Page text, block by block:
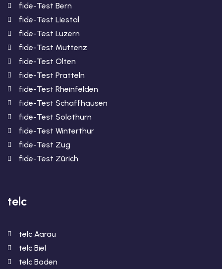
fide-Test Bern
fide-Test Liestal
fide-Test Luzern
fide-Test Muttenz
fide-Test Olten
fide-Test Pratteln
fide-Test Rheinfelden
fide-Test Schaffhausen
fide-Test Solothurn
fide-Test Winterthur
fide-Test Zug
fide-Test Zürich
telc
telc Aarau
telc Biel
telc Baden